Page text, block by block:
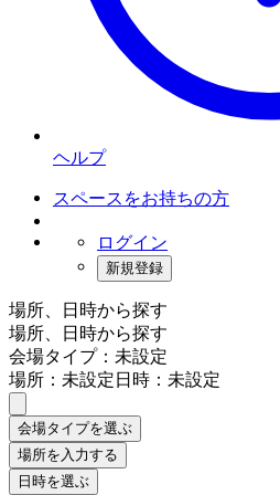
ヘルプ
スペースをお持ちの方
ログイン
新規登録
場所、日時から探す
場所、日時から探す
会場タイプ：未設定
場所：未設定日時：未設定
会場タイプを選ぶ
場所を入力する
日時を選ぶ